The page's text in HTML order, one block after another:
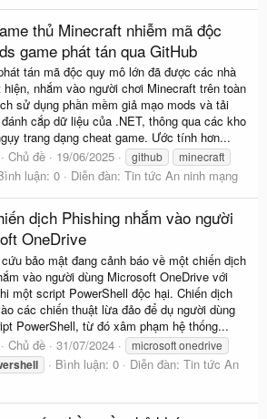
thủ Minecraft nhiễm mã độc
game phát tán qua GitHub
tán mã độc quy mô lớn đã được các nhà
hiện, nhắm vào người chơi Minecraft trên toàn
sử dụng phần mềm giả mạo mods và tải
cắp dữ liệu của .NET, thông qua các kho
trang dạng cheat game. Ước tính hơn...
Chủ đề 19/06/2025 github minecraft
luận: 0 Diễn đàn: Tin tức An ninh mạng
dịch Phishing nhắm vào người
OneDrive
bảo mật đang cảnh báo về một chiến dịch
vào người dùng Microsoft OneDrive với
một script PowerShell độc hại. Chiến dịch
các chiến thuật lừa đảo để dụ người dùng
PowerShell, từ đó xâm phạm hệ thống...
Chủ đề 31/07/2024
microsoft onedrive
Bình luận: 0 Diễn đàn: Tin tức An